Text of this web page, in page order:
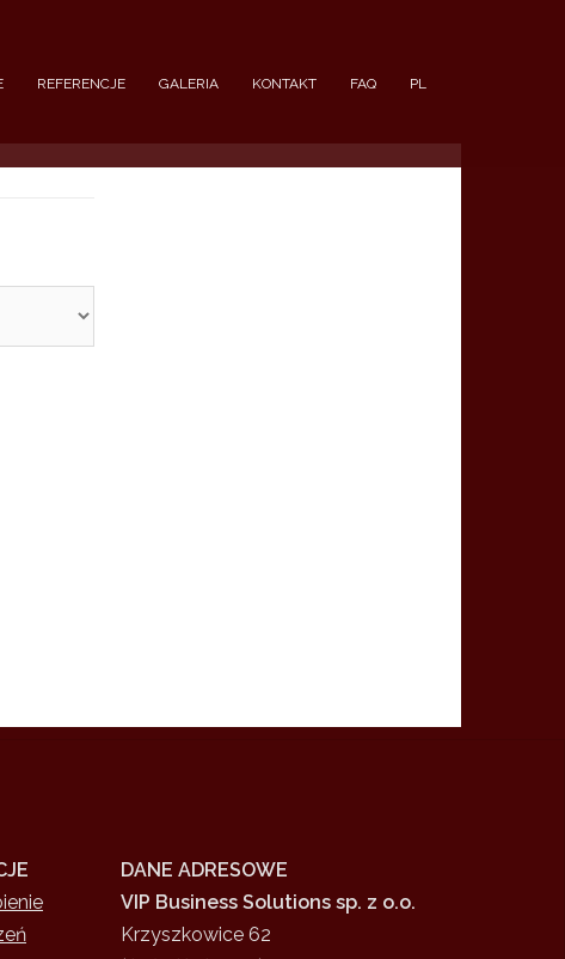
REFERENCJE GALERIA KONTAKT FAQ PL
DANE ADRESOWE
VIP Business Solutions sp. z o.o.
Krzyszkowice 62